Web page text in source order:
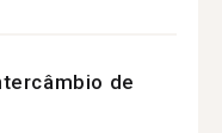
de